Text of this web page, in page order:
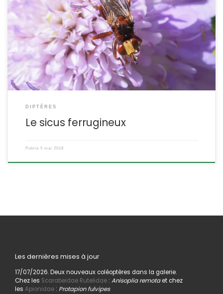
Ce diptère n’est pas rare et il est même très répandu. Et il est
facilement reconnaissable avec son abdomen recourbé en
crochet et sa face jaune. Sa reproduction est assez exceptionnelle
et relève de la prouesse aérienne. Sicus ferrugineus, Linnaeus,1761
Le sice ferrugineux POSITION SYSTÉMATIQUE : Insecte, Diptère,
Brachycère Famille des Conopidae ETYMOLOGIE : […]
DIPTÈRES
Le sicus ferrugineux
Publié 5 mai 2018
Les dernières mises à jour
17/07/2026. Deux nouveaux coléoptères dans la galerie.
Chez les Scarabeidae Rutelidae: Anisoplia remotaet chez
les Apionidae: Protapion fulvipes